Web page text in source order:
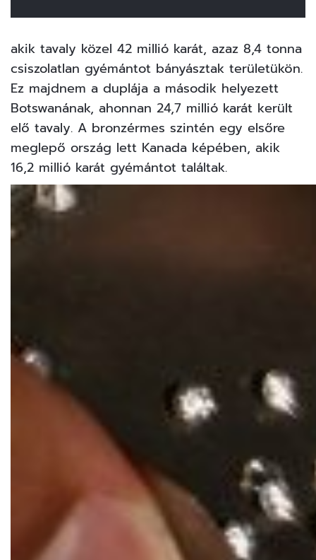
akik tavaly közel 42 millió karát, azaz 8,4 tonna
csiszolatlan gyémántot bányásztak területükön.
Ez majdnem a duplája a második helyezett
Botswanának, ahonnan 24,7 millió karát került
elő tavaly. A bronzérmes szintén egy elsőre
meglepő ország lett Kanada képében, akik
16,2 millió karát gyémántot találtak.